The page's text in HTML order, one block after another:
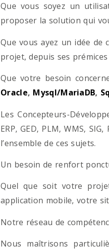
Que vous soyez un
proposer la solution qui
Que vous ayez un idée de
projet, depuis ses
Que votre besoin
Oracle, Mysql/MariaDB,
Les Concepteurs-
ERP, GED, PLM, WMS,
l’ensemble de ces sujets.
Un besoin de renfort
Quel que soit votre
application mobile, votre
Notre réseau de
Nous maîtrisons